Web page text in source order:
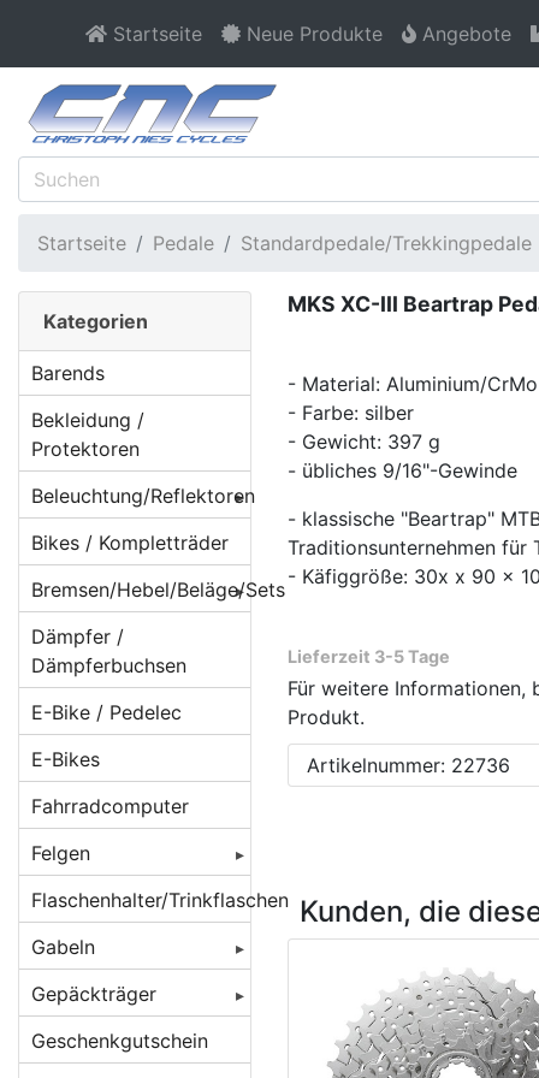
Startseite Neue Produkte Angebote
Startseite Pedale Standardpedale/Trekkingpedale
MKS XC-III Beartrap
- Material: Aluminium/CrMo
- Farbe: silber
- Gewicht: 397 g
- übliches 9/16"-Gewinde
- klassische "Beartrap"
Traditionsunternehmen für
- Käfiggröße: 30x x 90 x
Lieferzeit 3-5 Tage
Für weitere Informationen,
Produkt.
Artikelnummer: 22736
Kunden, die
Kategorien
Barends
Bekleidung /
Protektoren
Beleuchtung/Reflektoren
Beleuchtung für
Batteriebetrieb
Beleuchtung für
Dynamobetrieb
Beleuchtung für
E-Bikes/ Pedelec
Lampenhalter /
Rücklichthalter
Lichtkabel /
Stecker /
Verbinder
Reflektoren /
Reflex-Sticker
Seitenläufer-
Dynamos
Bikes / Kompletträder
Bremsen/Hebel/Beläge/Sets
BMX Bremsen
Bremsbeläge
Beläge für
Brakes
Beläge für
Felgenbremsen
Beläge für
Caliper/Zange
Beläge für
Scheibenbremsen
Bremsen
Bremsenzubehör/Ersatzteile
Bremshebel
Bremsscheiben/Rotoren
Crossbremsen
Rennradbremsen
/ Zangenbremsen
Scheibenbremsadapter
Scheibenbremsen
Dämpfer /
Dämpferbuchsen
E-Bike / Pedelec
E-Bikes
Fahrradcomputer
Felgen
Felgen 16 Zoll
Felgen 20 Zoll
Felgen 22 Zoll
Felgen 24 Zoll
Flaschenhalter/Trinkflaschen
Gabeln
Federgabeln
DT Swiss
Starrgabeln
Gepäckträger
Gepäckträger
hinten
Geschenkgutschein